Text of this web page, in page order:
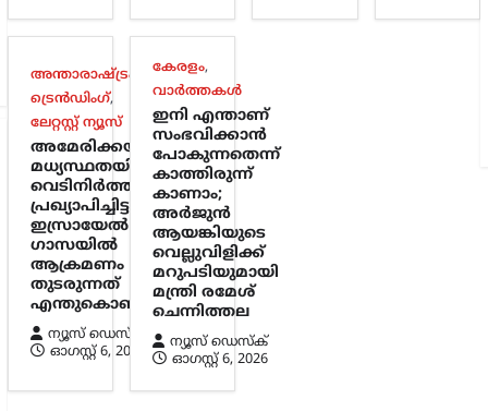
അന്താരാഷ്ട്രം
ട്രെൻഡിംഗ്,
ലേറ്റസ്റ്റ് ന്യൂസ്
അമേരിക്കയുടെ
മധ്യസ്ഥതയിൽ
വെടിനിർത്തൽ
പ്രഖ്യാപിച്ചിട്ടും
ഇസ്രായേൽ
ഗാസയിൽ
ആക്രമണം
തുടരുന്നത്
എന്തുകൊണ്ട്?
ന്യൂസ് ഡെസ്ക്
ഓഗസ്റ്റ്‌ 6, 2026
കേരളം,
വാർത്തകൾ
ഇനി എന്താണ്
സംഭവിക്കാൻ
പോകുന്നതെന്ന്
കാത്തിരുന്ന്
കാണാം;
അർജുൻ
ആയങ്കിയുടെ
വെല്ലുവിളിക്ക്
മറുപടിയുമായി
മന്ത്രി രമേശ്
ചെന്നിത്തല
ന്യൂസ് ഡെസ്ക്
ഓഗസ്റ്റ്‌ 6, 2026